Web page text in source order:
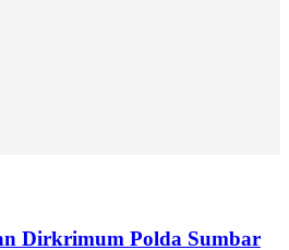
Dirkrimum Polda Sumbar